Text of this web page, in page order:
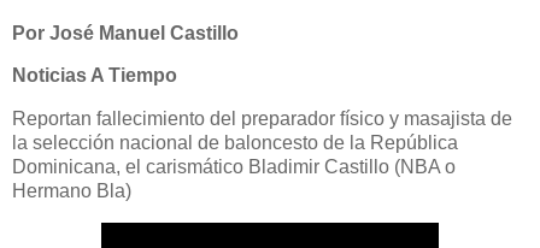
Por José Manuel Castillo
Noticias A Tiempo
Reportan fallecimiento del preparador físico y masajista de
la selección nacional de baloncesto de la República
Dominicana, el carismático Bladimir Castillo (NBA o
Hermano Bla)